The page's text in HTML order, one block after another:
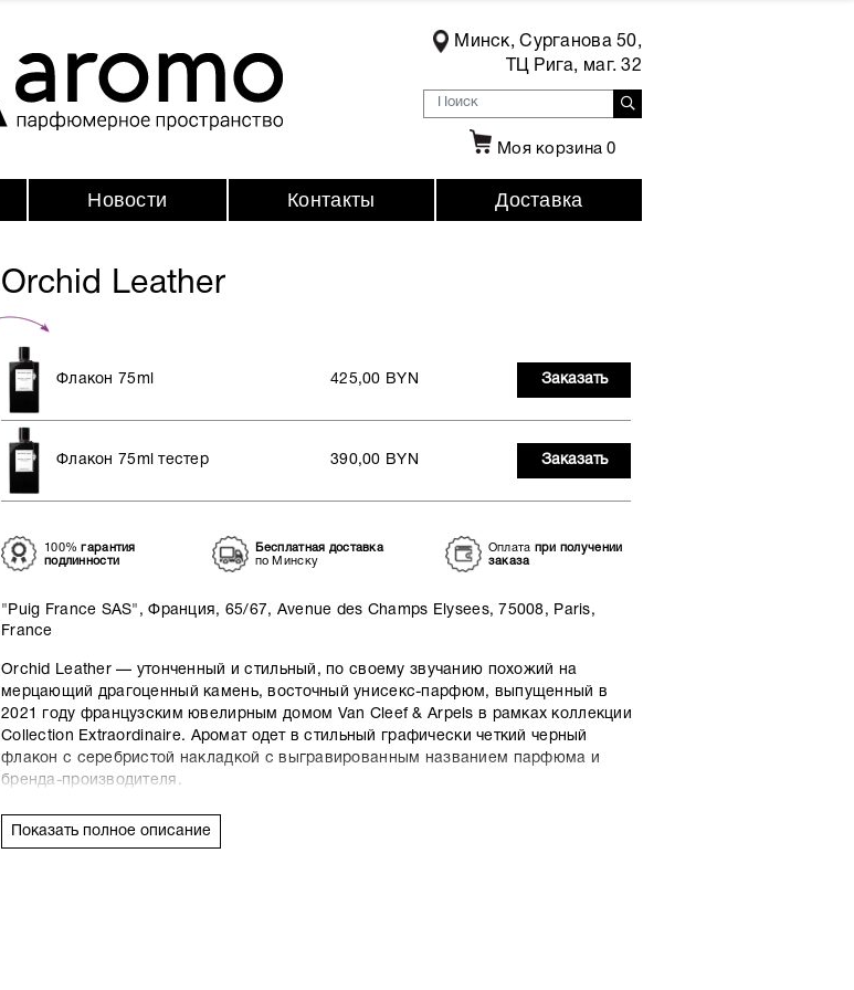
Минск, Сурганова 50,
ТЦ Рига, маг. 32
Моя корзина0
Новости Контакты Доставка
Orchid Leather
Флакон 75ml 425,00 BYN Заказать
Флакон 75ml тестер 390,00 BYN Заказать
100%гарантия
подлинности
Бесплатная доставка
по Минску
Оплата при получении
заказа
"Puig France SAS", Франция, 65/67, Avenue des Champs Elysees, 75008, Paris,
France
Orchid Leather — утонченный и стильный, по своему звучанию похожий на
мерцающий драгоценный камень, восточный унисекс-парфюм, выпущенный в
2021 году французским ювелирным домом Van Cleef & Arpels в рамках коллекции
Collection Extraordinaire. Аромат одет в стильный графически четкий черный
флакон с серебристой накладкой с выгравированным названием парфюма и
бренда-производителя.
Созданная парфюмером Жюльет Раскине ароматическая композиция Van Cleef &
Показать полное описание